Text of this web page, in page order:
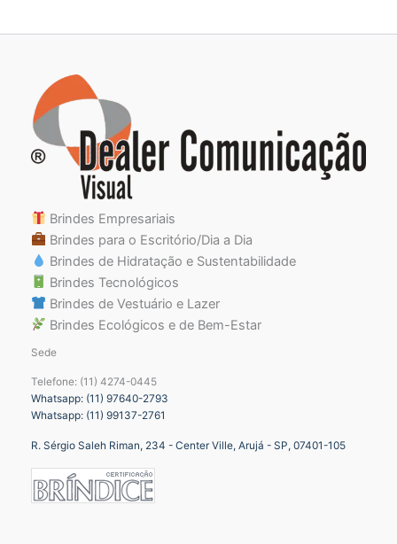
Brindes Empresariais
Brindes para o Escritório/Dia a Dia
Brindes de Hidratação e Sustentabilidade
Brindes Tecnológicos
Brindes de Vestuário e Lazer
Brindes Ecológicos e de Bem-Estar
Sede
Telefone: (11) 4274-0445
Whatsapp: (11) 97640-2793
Whatsapp: (11) 99137-2761
R. Sérgio Saleh Riman, 234 - Center Ville, Arujá - SP, 07401-105